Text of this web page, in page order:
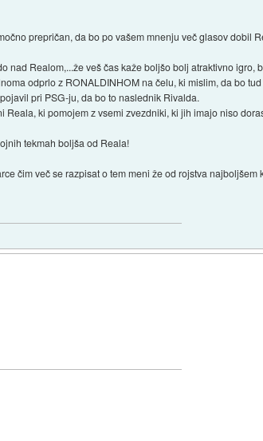
prepričan, da bo po vašem mnenju več glasov dobil
nad Realom,...že veš čas kaže boljšo bolj atraktivno
odprlo z RONALDINHOM na čelu, ki mislim, da bo
pri PSG-ju, da bo to naslednik Rivalda.
Reala, ki pomojem z vsemi zvezdniki, ki jih imajo niso
tekmah boljša od Reala!
čim več se razpisat o tem meni že od rojstva najboljšem